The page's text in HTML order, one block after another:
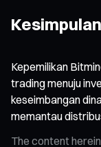
Kesimpulan
Kepemilikan
trading menuju
keseimbangan
memantau
The content